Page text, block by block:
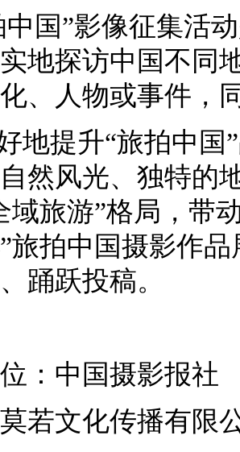
中国”影像征集活
地探访中国不同
、人物或事件，
地提升“旅拍中
然风光、独特的
域旅游”格局，带
旅拍中国摄影作
踊跃投稿。
：中国摄影报社
莫若文化传播有